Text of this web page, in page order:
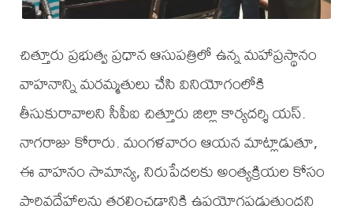
చిత్తూరు ప్రభుత్వ ప్రధాన ఆసుపత్రిలో ఉన్న మహాప్రస్థానం
వాహనాన్ని మరమ్మతులు చేసి వినియోగంలోకి
తీసుకురావాలని సీపీఐ చిత్తూరు జిల్లా కార్యదర్శి యస్.
నాగరాజు కోరారు. మంగళవారం ఆయన మాట్లాడుతూ,
ఈ వాహనం సామాన్య, నిరుపేదలకు అంత్యక్రియల కోసం